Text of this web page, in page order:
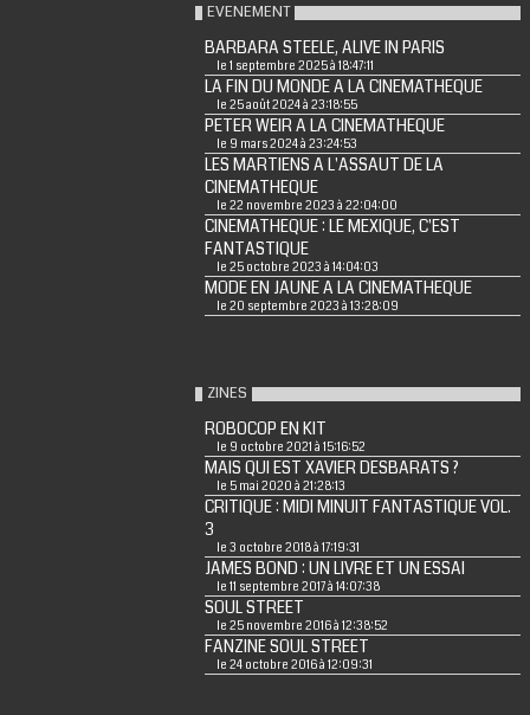
EVENEMENT
BARBARA STEELE, ALIVE IN PARIS
le 1 septembre 2025 à 18:47:11
LA FIN DU MONDE A LA CINEMATHEQUE
le 25 août 2024 à 23:18:55
PETER WEIR A LA CINEMATHEQUE
le 9 mars 2024 à 23:24:53
LES MARTIENS A L'ASSAUT DE LA
CINEMATHEQUE
le 22 novembre 2023 à 22:04:00
CINEMATHEQUE : LE MEXIQUE, C'EST
FANTASTIQUE
le 25 octobre 2023 à 14:04:03
MODE EN JAUNE A LA CINEMATHEQUE
le 20 septembre 2023 à 13:28:09
ZINES
ROBOCOP EN KIT
le 9 octobre 2021 à 15:16:52
MAIS QUI EST XAVIER DESBARATS ?
le 5 mai 2020 à 21:28:13
CRITIQUE : MIDI MINUIT FANTASTIQUE VOL.
3
le 3 octobre 2018 à 17:19:31
JAMES BOND : UN LIVRE ET UN ESSAI
le 11 septembre 2017 à 14:07:38
SOUL STREET
le 25 novembre 2016 à 12:38:52
FANZINE SOUL STREET
le 24 octobre 2016 à 12:09:31